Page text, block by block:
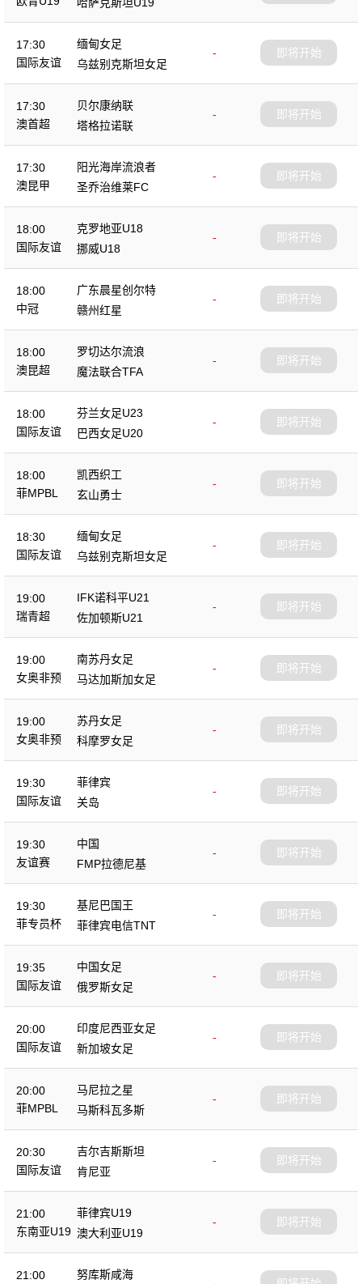
17:30
国际友谊
缅甸女足
-
乌兹别克斯坦女足
即将开始
17:30
澳首超
贝尔康纳联
-
塔格拉诺联
即将开始
17:30
澳昆甲
阳光海岸流浪者
-
圣乔治维莱FC
即将开始
18:00
国际友谊
克罗地亚U18
-
挪威U18
即将开始
18:00
中冠
广东晨星创尔特
-
赣州红星
即将开始
18:00
澳昆超
罗切达尔流浪
-
魔法联合TFA
即将开始
18:00
国际友谊
芬兰女足U23
-
巴西女足U20
即将开始
18:00
菲MPBL
凯西织工
-
玄山勇士
即将开始
18:30
国际友谊
缅甸女足
-
乌兹别克斯坦女足
即将开始
19:00
瑞青超
IFK诺科平U21
-
佐加顿斯U21
即将开始
19:00
女奥非预
南苏丹女足
-
马达加斯加女足
即将开始
19:00
女奥非预
苏丹女足
-
科摩罗女足
即将开始
19:30
国际友谊
菲律宾
-
关岛
即将开始
19:30
友谊赛
中国
-
FMP拉德尼基
即将开始
19:30
菲专员杯
基尼巴国王
-
菲律宾电信TNT
即将开始
19:35
国际友谊
中国女足
-
俄罗斯女足
即将开始
20:00
国际友谊
印度尼西亚女足
-
新加坡女足
即将开始
20:00
菲MPBL
马尼拉之星
-
马斯科瓦多斯
即将开始
20:30
国际友谊
吉尔吉斯斯坦
-
肯尼亚
即将开始
21:00
东南亚U19
菲律宾U19
-
澳大利亚U19
即将开始
21:00
努库斯咸海